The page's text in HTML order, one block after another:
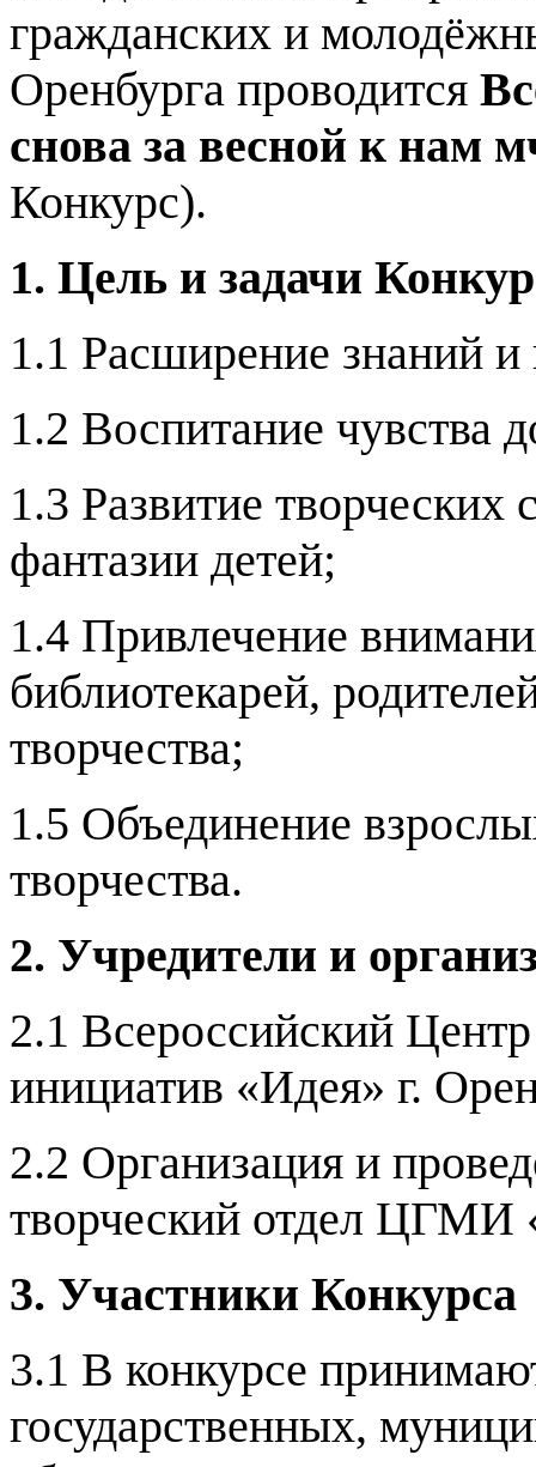
гражданских и
Оренбурга проводится
снова за весной к нам
Конкурс).
1. Цель и задачи
1.1 Расширение знаний и
1.2 Воспитание чувства
1.3 Развитие
фантазии детей;
1.4 Привлечение
библиотекарей,
творчества;
1.5 Объединение
творчества.
2. Учредители и
2.1 Всероссийский
инициатив «Идея» г.
2.2 Организация и
творческий отдел ЦГМИ
3. Участники Конкурса
3.1 В конкурсе
государственных,